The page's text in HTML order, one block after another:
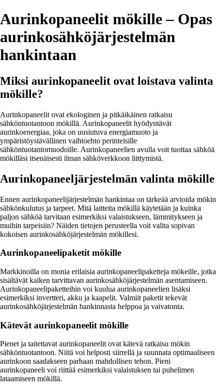
Aurinkopaneelit mökille – Opas
aurinkosähköjärjestelmän
hankintaan
Miksi aurinkopaneelit ovat loistava valinta
mökille?
Aurinkopaneelit ovat ekologinen ja pitkäikäinen ratkaisu
sähköntuotantoon mökillä. Aurinkopaneelit hyödyntävät
aurinkoenergiaa, joka on uusiutuva energiamuoto ja
ympäristöystävällinen vaihtoehto perinteisille
sähköntuotantomuodoille. Aurinkopaneelien avulla voit tuottaa sähköä
mökilläsi itsenäisesti ilman sähköverkkoon liittymistä.
Aurinkopaneeljärjestelmän valinta mökille
Ennen aurinkopaneelijärjestelmän hankintaa on tärkeää arvioida mökin
sähkönkulutus ja tarpeet. Mitä laitteita mökillä käytetään ja kuinka
paljon sähköä tarvitaan esimerkiksi valaistukseen, lämmitykseen ja
muihin tarpeisiin? Näiden tietojen perusteella voit valita sopivan
kokoisen aurinkosähköjärjestelmän mökillesi.
Aurinkopaneelipaketit mökille
Markkinoilla on monia erilaisia aurinkopaneelipaketteja mökeille, jotka
sisältävät kaiken tarvittavan aurinkosähköjärjestelmän asentamiseen.
Aurinkopaneelipaketteihin voi kuulua aurinkopaneelien lisäksi
esimerkiksi invertteri, akku ja kaapelit. Valmiit paketit tekevät
aurinkosähköjärjestelmän hankinnasta helppoa ja vaivatonta.
Kätevät aurinkopaneelit mökille
Pienet ja taitettavat aurinkopaneelit ovat kätevä ratkaisu mökin
sähköntuotantoon. Niitä voi helposti siirrellä ja suunnata optimaaliseen
aurinkoon saadakseen parhaan mahdollisen tehon. Pieni
aurinkopaneeli voi riittää esimerkiksi valaistuksen tai puhelimen
lataamiseen mökillä.